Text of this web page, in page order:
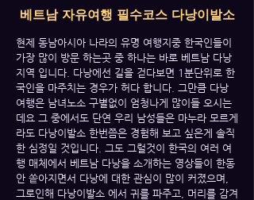
베트남 자유여행 필수코스 다낭이발소
현제 동남아시아 나라의 유명 여행지중 한국인들이
가장 많이 방문 하는곳 중 하나는 바로 베트남 다낭
지역 입니다. 다낭에선 길을 걷다보면 1분단위로 한
국인을 마주치는 경우가 허다 합니다. 그만큼 다낭
여행은 남녀노소 구별없이 엄청나게 많이들 오시는
데요 그 중에서도 단연 우리 남성들은 마누라 모르게
라도 다낭이발소 한번쯤은 경험해 보고 싶은게 솔직
한 심정일 것입니다. 그도 그럴것이 한국의 여러 여
행 매체에서 베트남 다낭을 소개하는 영상들이 한동
안 쏱아지면서 다낭에 대한 관심이 많이 커졌으며,
그로인해 다낭이발소 에서 귀를 파주고, 머리를 감겨